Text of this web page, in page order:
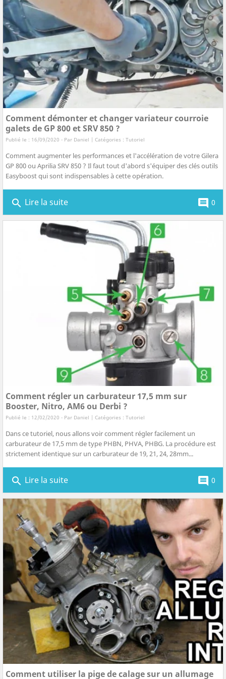
Comment démonter et changer variateur courroie
galets de GP 800 et SRV 850 ?
Publié le : 16/09/2020 - Par Daniel | Catégories : Tutoriel
Comment augmenter les performances et l'accélération de votre Gilera
GP 800 ou Aprilia SRV 850 ? Il faut tout d'abord s'équiper des clés outils
Easyboost qui sont indispensables à cette opération.
search Lire la suite comment 0
Comment régler un carburateur 17,5 mm sur
Booster, Nitro, AM6 ou Derbi ?
Publié le : 12/02/2020 - Par Daniel | Catégories : Tutoriel
Dans ce tutoriel, nous allons voir comment régler facilement un
carburateur de 17,5 mm de type PHBN, PHVA, PHBG. La procédure est
strictement identique sur un carburateur de 19, 21, 24, 28mm...
search Lire la suite comment 0
Comment utiliser la pige de calage sur un allumage